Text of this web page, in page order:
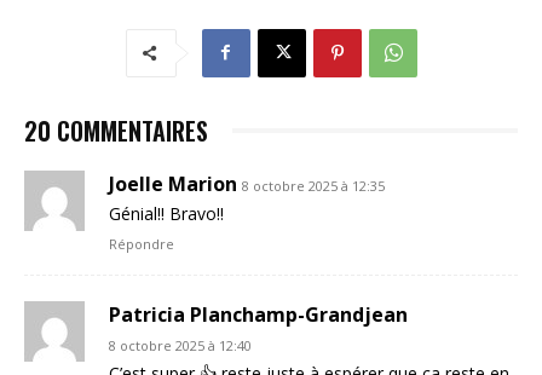
20 COMMENTAIRES
Joelle Marion 8 octobre 2025 à 12:35
Génial!! Bravo!!
Répondre
Patricia Planchamp-Grandjean
8 octobre 2025 à 12:40